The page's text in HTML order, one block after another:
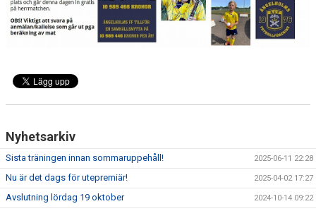
Nyhetsarkiv
Sista träningen innan sommaruppehåll! 2025-06-11 22:28
Nu är det dags för utepremiär! 2025-04-02 17:27
Avslutning lördag 19 oktober 2024-10-14 09:22